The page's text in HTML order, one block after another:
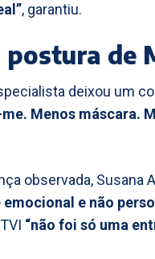
, garantiu.
de
deixou um
Menos máscara.
observada, Susana
e não
“não foi só uma